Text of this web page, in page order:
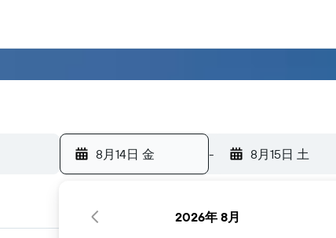
8月14日 金 - 8月15日 土
2026年 8月